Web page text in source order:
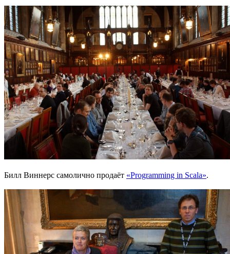
Билл Виннерс самолично продаёт «Programming in Scala».